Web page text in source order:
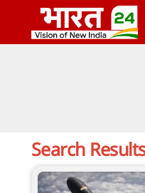
Search